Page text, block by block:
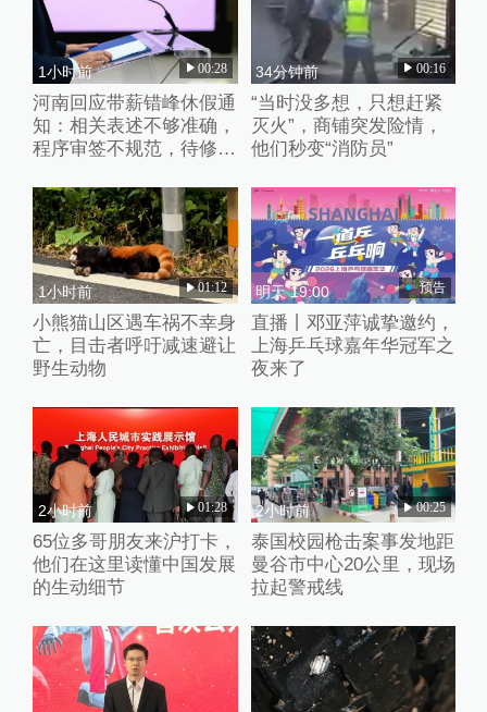
1小时前 00:28
河南回应带薪错峰休假通
知：相关表述不够准确，
程序审签不规范，待修改
34分钟前 00:16
“当时没多想，只想赶紧
灭火”，商铺突发险情，
他们秒变“消防员”
1小时前 01:12
小熊猫山区遇车祸不幸身
亡，目击者呼吁减速避让
野生动物
明天 19:00 预告
直播丨邓亚萍诚挚邀约，
上海乒乓球嘉年华冠军之
夜来了
2小时前 01:28
65位多哥朋友来沪打卡，
他们在这里读懂中国发展
的生动细节
2小时前 00:25
泰国校园枪击案事发地距
曼谷市中心20公里，现场
拉起警戒线